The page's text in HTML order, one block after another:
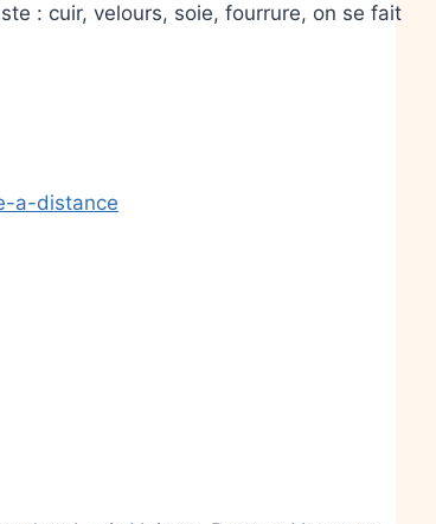
: cuir, velours, soie, fourrure, on se fait